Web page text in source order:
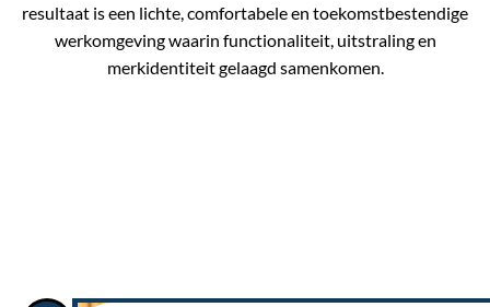
resultaat is een lichte, comfortabele en toekomstbestendige
werkomgeving waarin functionaliteit, uitstraling en
merkidentiteit gelaagd samenkomen.